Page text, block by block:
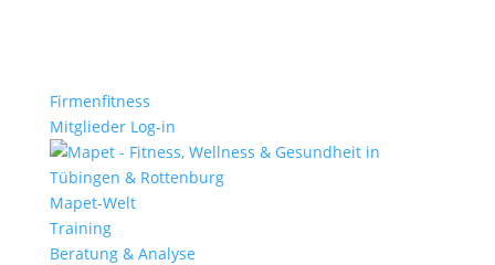
Firmenfitness
Mitglieder Log-in
Mapet-Welt
Training
Beratung & Analyse